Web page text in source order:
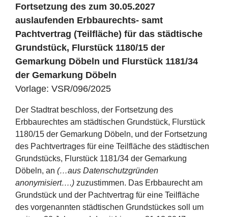
Fortsetzung des zum 30.05.2027
auslaufenden Erbbaurechts- samt
Pachtvertrag (Teilfläche) für das städtische
Grundstück, Flurstück 1180/15 der
Gemarkung Döbeln und Flurstück 1181/34
der Gemarkung Döbeln
Vorlage: VSR/096/2025
Der Stadtrat beschloss, der Fortsetzung des
Erbbaurechtes am städtischen Grundstück, Flurstück
1180/15 der Gemarkung Döbeln, und der Fortsetzung
des Pachtvertrages für eine Teilfläche des städtischen
Grundstücks, Flurstück 1181/34 der Gemarkung
Döbeln, an (…aus Datenschutzgründen
anonymisiert….) zuzustimmen. Das Erbbaurecht am
Grundstück und der Pachtvertrag für eine Teilfläche
des vorgenannten städtischen Grundstückes soll um